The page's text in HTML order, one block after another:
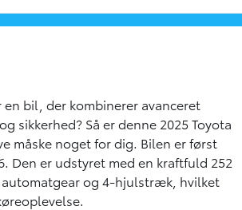
en bil, der kombinerer avanceret
sikkerhed? Så er denne 2025 Toyota
måske noget for dig. Bilen er først
Den er udstyret med en kraftfuld 252
automatgear og 4-hjulstræk, hvilket